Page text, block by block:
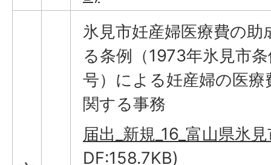
氷見市妊産婦医療費の助
る条例（1973年氷見市
号）による妊産婦の医療
関する事務
届出_新規_16_富山県氷見
DF:158.7KB)